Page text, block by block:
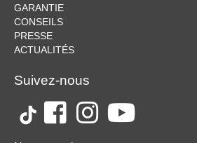
GARANTIE
CONSEILS
PRESSE
ACTUALITÉS
Suivez-nous